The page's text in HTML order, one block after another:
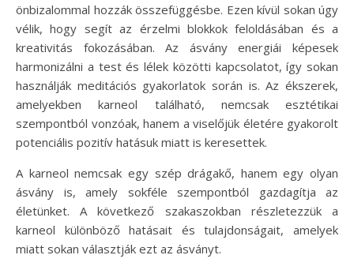
önbizalommal hozzák összefüggésbe. Ezen kívül sokan úgy
vélik, hogy segít az érzelmi blokkok feloldásában és a
kreativitás fokozásában. Az ásvány energiái képesek
harmonizálni a test és lélek közötti kapcsolatot, így sokan
használják meditációs gyakorlatok során is. Az ékszerek,
amelyekben karneol található, nemcsak esztétikai
szempontból vonzóak, hanem a viselőjük életére gyakorolt
potenciális pozitív hatásuk miatt is keresettek.
A karneol nemcsak egy szép drágakő, hanem egy olyan
ásvány is, amely sokféle szempontból gazdagítja az
életünket. A következő szakaszokban részletezzük a
karneol különböző hatásait és tulajdonságait, amelyek
miatt sokan választják ezt az ásványt.